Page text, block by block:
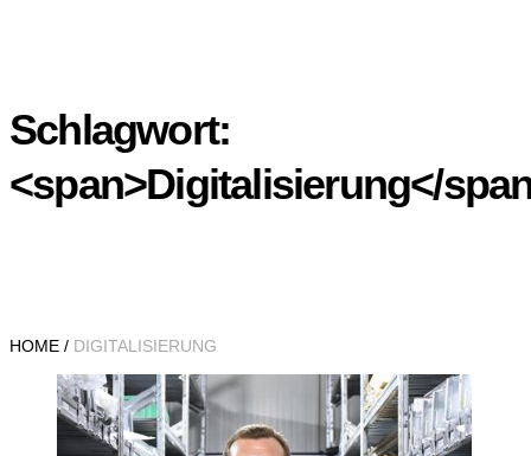
Schlagwort:
<span>Digitalisierung</
HOME / DIGITALISIERUNG